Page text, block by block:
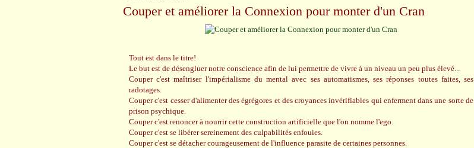
Couper et améliorer la Connexion pour monter d'un Cran
Tout est dans le titre!
Le but est de désengluer notre conscience afin de lui permettre de vivre à un niveau un peu plus élevé...
Couper c'est maîtriser l'impérialisme du mental avec ses automatismes, ses réponses toutes faites, ses
radotages.
Couper c'est cesser d'alimenter des égrégores et des croyances invérifiables qui enferment dans une sorte de
prison psychique.
Couper c'est renoncer à nourrir cette construction artificielle que l'on nomme l'ego.
Couper c'est se libérer sereinement des culpabilités enfouies.
Couper c'est se détacher courageusement de l'influence parasite de certaines personnes.